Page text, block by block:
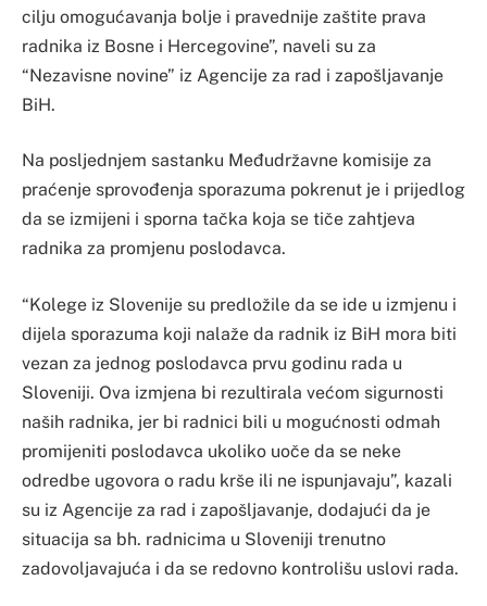
cilju omogućavanja bolje i pravednije zaštite prava
radnika iz Bosne i Hercegovine”, naveli su za
“Nezavisne novine” iz Agencije za rad i zapošljavanje
BiH.
Na posljednjem sastanku Međudržavne komisije za
praćenje sprovođenja sporazuma pokrenut je i prijedlog
da se izmijeni i sporna tačka koja se tiče zahtjeva
radnika za promjenu poslodavca.
“Kolege iz Slovenije su predložile da se ide u izmjenu i
dijela sporazuma koji nalaže da radnik iz BiH mora biti
vezan za jednog poslodavca prvu godinu rada u
Sloveniji. Ova izmjena bi rezultirala većom sigurnosti
naših radnika, jer bi radnici bili u mogućnosti odmah
promijeniti poslodavca ukoliko uoče da se neke
odredbe ugovora o radu krše ili ne ispunjavaju”, kazali
su iz Agencije za rad i zapošljavanje, dodajući da je
situacija sa bh. radnicima u Sloveniji trenutno
zadovoljavajuća i da se redovno kontrolišu uslovi rada.